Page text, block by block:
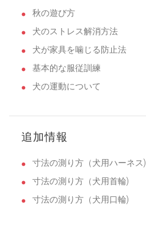
秋の遊び方
犬のストレス解消方法
犬が家具を噛じる防止法
基本的な服従訓練
犬の運動について
追加情報
寸法の測り方（犬用ハーネス)
寸法の測り方（犬用首輪)
寸法の測り方（犬用口輪)